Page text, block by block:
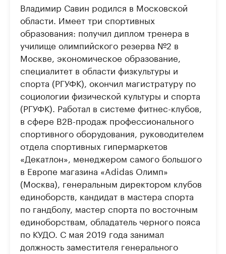
Владимир Савин родился в Московской
области. Имеет три спортивных
образования: получил диплом тренера в
училище олимпийского резерва №2 в
Москве, экономическое образование,
специалитет в области физкультуры и
спорта (РГУФК), окончил магистратуру по
социологии физической культуры и спорта
(РГУФК). Работал в системе фитнес-клубов,
в сфере B2B-продаж профессионального
спортивного оборудования, руководителем
отдела спортивных гипермаркетов
«Декатлон», менеджером самого большого
в Европе магазина «Adidas Олимп»
(Москва), генеральным директором клубов
единоборств, кандидат в мастера спорта
по гандболу, мастер спорта по восточным
единоборствам, обладатель черного пояса
по КУДО. С мая 2019 года занимал
должность заместителя генерального